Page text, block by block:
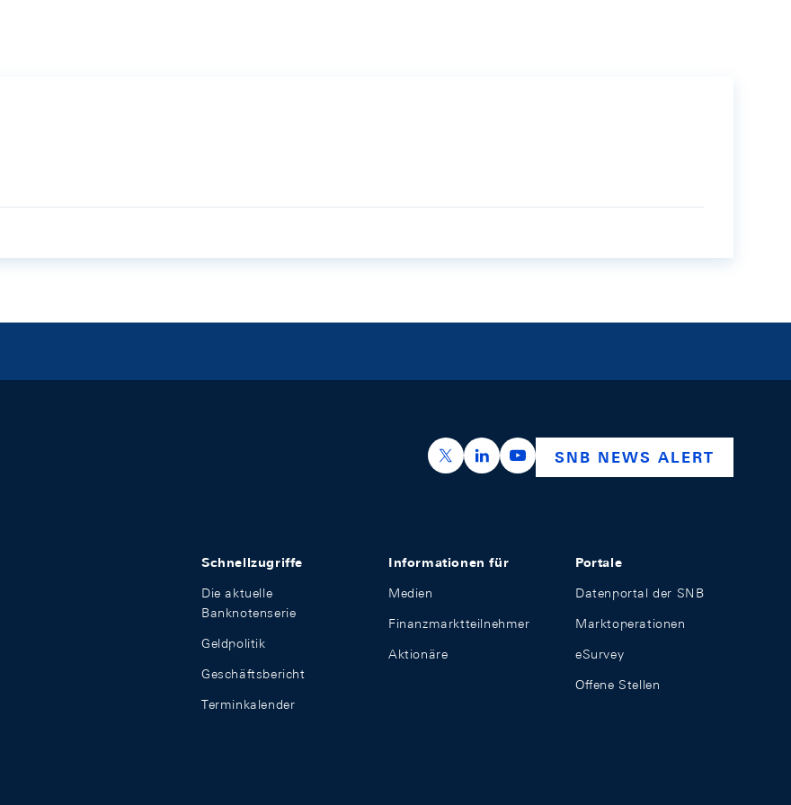
https://x.com/snb_bns
https://ch.linkedin.com/company/swiss-
https://www.youtube.com/
SNB NEWS ALERT
Schnellzugriffe
Die aktuelle
Banknotenserie
Geldpolitik
Geschäftsbericht
Terminkalender
Informationen für
Medien
Finanzmarktteilnehmer
Aktionäre
Portale
Datenportal der SNB
Marktoperationen
eSurvey
Offene Stellen